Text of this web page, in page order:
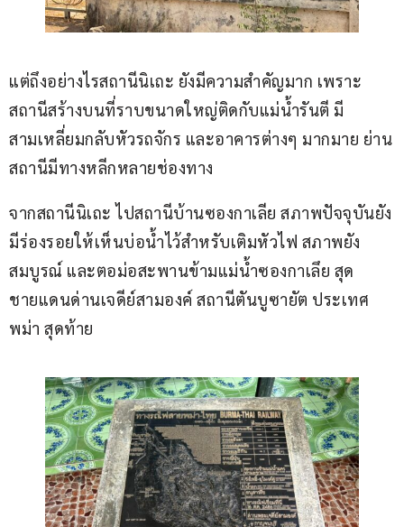
แต่ถึงอย่างไรสถานีนิเถะ ยังมีความสำคัญมาก เพราะ
สถานีสร้างบนที่ราบขนาดใหญ่ติดกับแม่น้ำรันตี มี
สามเหลี่ยมกลับหัวรถจักร และอาคารต่างๆ มากมาย ย่าน
สถานีมีทางหลีกหลายช่องทาง
จากสถานีนิเถะ ไปสถานีบ้านซองกาเลีย สภาพปัจจุบันยัง
มีร่องรอยให้เห็นบ่อน้ำไว้สำหรับเติมหัวไฟ สภาพยัง
สมบูรณ์ และตอม่อสะพานข้ามแม่น้ำซองกาเลึย สุด
ชายแดนด่านเจดีย์สามองค์ สถานีตันบูซายัต ประเทศ
พม่า สุดท้าย